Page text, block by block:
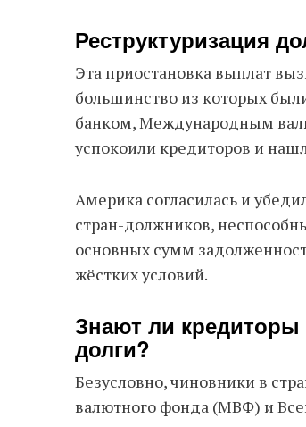
Реструктуризация
Эта приостановка выплат
большинство из которых
банком, Международным
успокоили кредиторов и
Америка согласилась и
стран-должников,
основных сумм
жёстких условий.
Знают ли кредиторы
долги?
Безусловно, чиновники в
валютного фонда (МВФ) и